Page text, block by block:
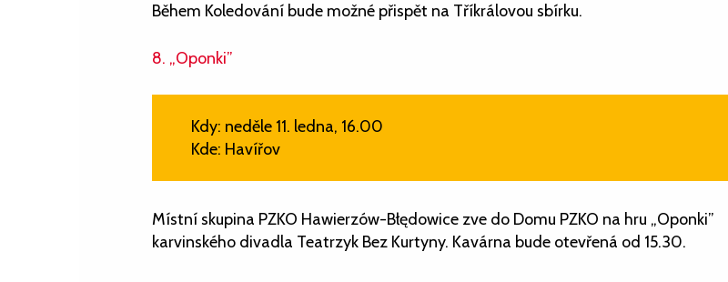
Během Koledování bude možné přispět na Tříkrálovou sbírku.
8. „Oponki”
Kdy: neděle 11. ledna, 16.00
Kde: Havířov
Místní skupina PZKO Hawierzów-Błędowice zve do Domu PZKO na hru „Oponki”
karvinského divadla Teatrzyk Bez Kurtyny. Kavárna bude otevřená od 15.30.